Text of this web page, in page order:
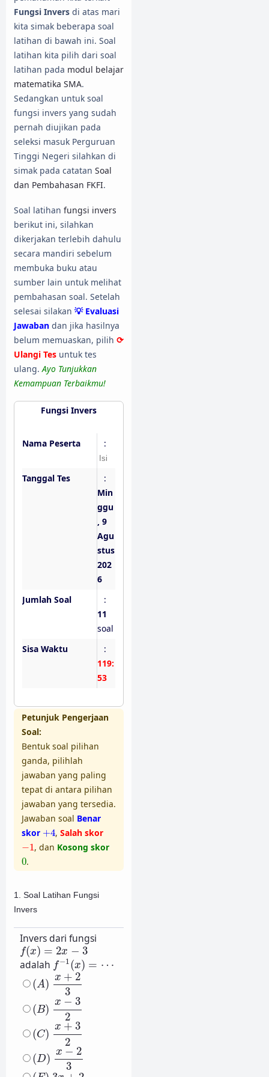
Fungsi Invers di atas mari
kita simak beberapa soal
latihan di bawah ini. Soal
latihan kita pilih dari soal
latihan pada modul belajar
matematika SMA.
Sedangkan untuk soal
fungsi invers yang sudah
pernah diujikan pada
seleksi masuk Perguruan
Tinggi Negeri silahkan di
simak pada catatan Soal
dan Pembahasan FKFI.
Soal latihan fungsi invers
berikut ini, silahkan
dikerjakan terlebih dahulu
secara mandiri sebelum
membuka buku atau
sumber lain untuk melihat
pembahasan soal. Setelah
selesai silakan 💡 Evaluasi
Jawaban dan jika hasilnya
belum memuaskan, pilih ⟳
Ulangi Tes untuk tes
ulang. Ayo Tunjukkan
Kemampuan Terbaikmu!
Fungsi Invers
Nama Peserta :
Tanggal Tes
:
Min
ggu
, 9
Agu
stus
202
6
Jumlah Soal
:
11
soal
Sisa Waktu
:
119:
52
Petunjuk Pengerjaan
Soal:
Bentuk soal pilihan
ganda, pilihlah
jawaban yang paling
tepat di antara pilihan
jawaban yang tersedia.
Jawaban soal Benar
skor +4
+ 4, Salah skor
−1
1 , dan Kosong skor
0
0.
1. Soal Latihan Fungsi
Invers
Invers dari fungsi
f(x) = 2x − 3
f(x)=2x−3
adalah f −1(x) = ⋯
−1 (x )=
(A)
x + 2
3
(A) x+ 23
(B)
x − 3
2
x− 32
(C)
x + 3
2
x+ 32
(D)
x − 2
3
x− 2 3
(E)3x+2